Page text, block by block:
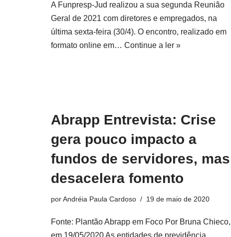
A Funpresp-Jud realizou a sua segunda Reunião
Geral de 2021 com diretores e empregados, na
última sexta-feira (30/4). O encontro, realizado em
formato online em… Continue a ler »
Abrapp Entrevista: Crise
gera pouco impacto a
fundos de servidores, mas
desacelera fomento
porAndréia Paula Cardoso 19 de maio de 2020
Fonte: Plantão Abrapp em Foco Por Bruna Chieco,